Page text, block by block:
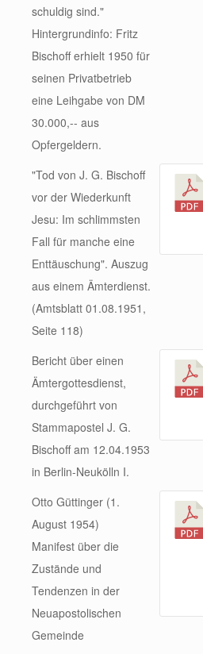
schuldig sind."
Hintergrundinfo: Fritz
Bischoff erhielt 1950 für
seinen Privatbetrieb
eine Leihgabe von DM
30.000,-- aus
Opfergeldern.
"Tod von J. G. Bischoff
vor der Wiederkunft
Jesu: Im schlimmsten
Fall für manche eine
Enttäuschung". Auszug
aus einem Ämterdienst.
(Amtsblatt 01.08.1951,
Seite 118)
Bericht über einen
Ämtergottesdienst,
durchgeführt von
Stammapostel J. G.
Bischoff am 12.04.1953
in Berlin-Neukölln I.
Otto Güttinger (1.
August 1954)
Manifest über die
Zustände und
Tendenzen in der
Neuapostolischen
Gemeinde